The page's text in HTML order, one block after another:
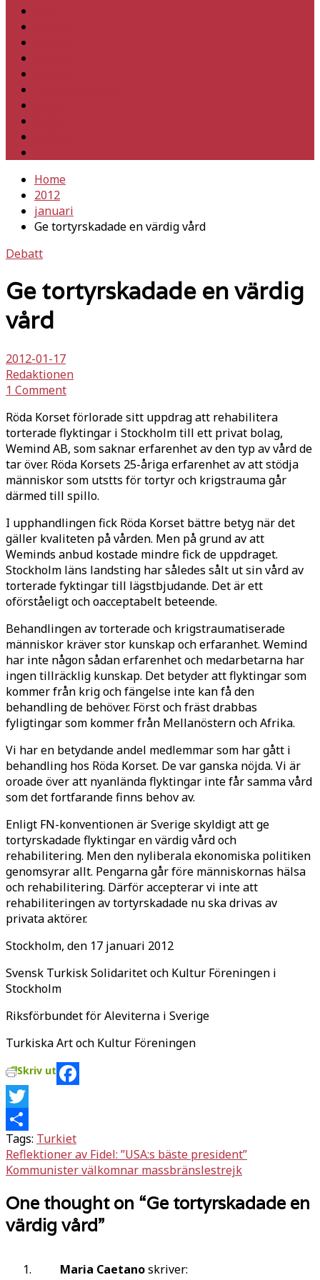
Home
2012
januari
Ge tortyrskadade en värdig vård
Debatt
Ge tortyrskadade en värdig
vård
2012-01-17
Redaktionen
1 Comment
Röda Korset förlorade sitt uppdrag att rehabilitera
torterade flyktingar i Stockholm till ett privat bolag,
Wemind AB, som saknar erfarenhet av den typ av vård de
tar över. Röda Korsets 25-åriga erfarenhet av att stödja
människor som utstts för tortyr och krigstrauma går
därmed till spillo.
I upphandlingen fick Röda Korset bättre betyg när det
gäller kvaliteten på vården. Men på grund av att
Weminds anbud kostade mindre fick de uppdraget.
Stockholm läns landsting har således sålt ut sin vård av
torterade fyktingar till lägstbjudande. Det är ett
oförståeligt och oacceptabelt beteende.
Behandlingen av torterade och krigstraumatiserade
människor kräver stor kunskap och erfaranhet. Wemind
har inte någon sådan erfarenhet och medarbetarna har
ingen tillräcklig kunskap. Det betyder att flyktingar som
kommer från krig och fängelse inte kan få den
behandling de behöver. Först och fräst drabbas
fyligtingar som kommer från Mellanöstern och Afrika.
Vi har en betydande andel medlemmar som har gått i
behandling hos Röda Korset. De var ganska nöjda. Vi är
oroade över att nyanlända flyktingar inte får samma vård
som det fortfarande finns behov av.
Enligt FN-konventionen är Sverige skyldigt att ge
tortyrskadade flyktingar en värdig vård och
rehabilitering. Men den nyliberala ekonomiska politiken
genomsyrar allt. Pengarna går före människornas hälsa
och rehabilitering. Därför accepterar vi inte att
rehabiliteringen av tortyrskadade nu ska drivas av
privata aktörer.
Stockholm, den 17 januari 2012
Svensk Turkisk Solidaritet och Kultur Föreningen i
Stockholm
Riksförbundet för Aleviterna i Sverige
Turkiska Art och Kultur Föreningen
Skriv ut
Facebook
Twitter
Dela
Tags: Turkiet
Inläggsnavigering
Reflektioner av Fidel: ”USA:s bäste president”
Kommunister välkomnar massbränslestrejk
One thought on “Ge tortyrskadade en
värdig vård”
Maria Caetanoskriver: